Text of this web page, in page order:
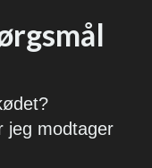
jeg modtager